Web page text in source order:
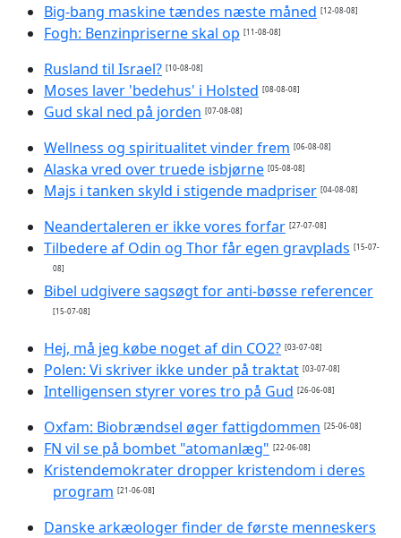
Big-bang maskine tændes næste måned [12-08-08]
Fogh: Benzinpriserne skal op [11-08-08]
Rusland til Israel? [10-08-08]
Moses laver 'bedehus' i Holsted [08-08-08]
Gud skal ned på jorden [07-08-08]
Wellness og spiritualitet vinder frem [06-08-08]
Alaska vred over truede isbjørne [05-08-08]
Majs i tanken skyld i stigende madpriser [04-08-08]
Neandertaleren er ikke vores forfar [27-07-08]
Tilbedere af Odin og Thor får egen gravplads [15-07-
08]
Bibel udgivere sagsøgt for anti-bøsse referencer
[15-07-08]
Hej, må jeg købe noget af din CO2? [03-07-08]
Polen: Vi skriver ikke under på traktat [03-07-08]
Intelligensen styrer vores tro på Gud [26-06-08]
Oxfam: Biobrændsel øger fattigdommen [25-06-08]
FN vil se på bombet "atomanlæg" [22-06-08]
Kristendemokrater dropper kristendom i deres
program [21-06-08]
Danske arkæologer finder de første menneskers